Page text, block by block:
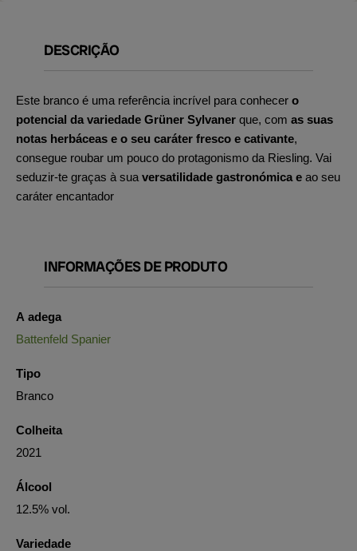
DESCRIÇÃO
Este branco é uma referência incrível para conhecer o
potencial da variedade Grüner Sylvaner que, com as suas
notas herbáceas e o seu caráter fresco e cativante,
consegue roubar um pouco do protagonismo da Riesling. Vai
seduzir-te graças à sua versatilidade gastronómica e ao seu
caráter encantador
INFORMAÇÕES DE PRODUTO
A adega
Battenfeld Spanier
Tipo
Branco
Colheita
2021
Álcool
12.5% vol.
Variedade